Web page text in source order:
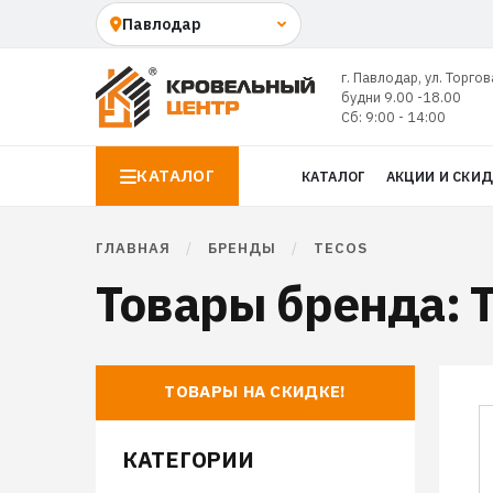
г. Павлодар, ул.
будни 9.00 -18.00
Сб: 9:00 - 14:00
КАТАЛОГ КАТАЛОГ АКЦИИ И
ГЛАВНАЯ / БРЕНДЫ / TECOS
Товары бренда:
ТОВАРЫ НА СКИДКЕ!
КАТЕГОРИИ